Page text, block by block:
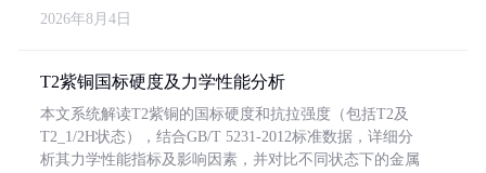
2026年8月4日
T2紫铜国标硬度及力学性能分析
本文系统解读T2紫铜的国标硬度和抗拉强度（包括T2及
T2_1/2H状态），结合GB/T 5231-2012标准数据，详细分
析其力学性能指标及影响因素，并对比不同状态下的金属